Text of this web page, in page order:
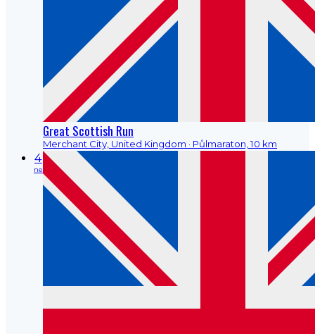
Great Scottish Run
Merchant City, United Kingdom · Půlmaraton, 10 km
4
ne